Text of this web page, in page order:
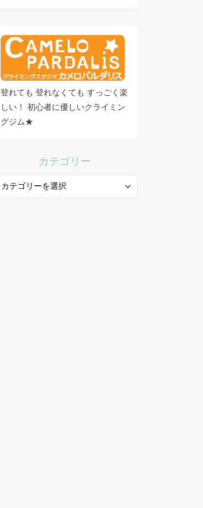
登れても 登れなくても すっごく楽
しい！ 初心者に優しいクライミン
グジム★
カテゴリー